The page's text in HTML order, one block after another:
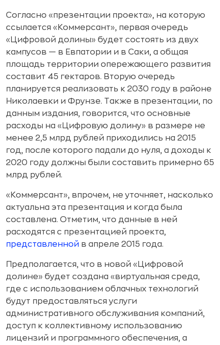
Согласно «презентации проекта», на которую
ссылается «Коммерсант», первая очередь
«Цифровой долины» будет состоять из двух
кампусов — в Евпатории и в Саки, а общая
площадь территории опережающего развития
составит 45 гектаров. Вторую очередь
планируется реализовать к 2030 году в районе
Николаевки и Фрунзе. Также в презентации, по
данным издания, говорится, что основные
расходы на «Цифровую долину» в размере не
менее 2,5 млрд рублей приходились на 2015
год, после которого падали до нуля, а доходы к
2020 году должны были составить примерно 65
млрд рублей.
«Коммерсант», впрочем, не уточняет, насколько
актуальна эта презентация и когда была
составлена. Отметим, что данные в ней
расходятся с презентацией проекта,
представленной в апреле 2015 года.
Предполагается, что в новой «Цифровой
долине» будет создана «виртуальная среда,
где с использованием облачных технологий
будут предоставляться услуги
административного обслуживания компаний,
доступ к коллективному использованию
лицензий и программного обеспечения, а